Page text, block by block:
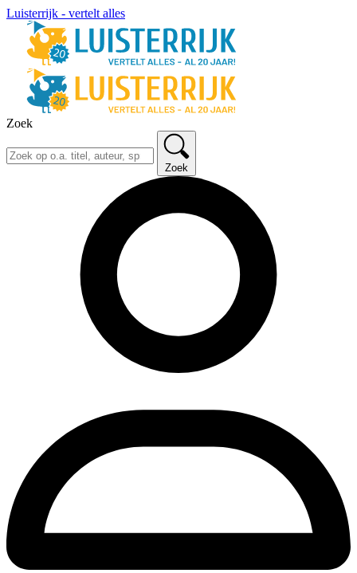
Luisterrijk - vertelt alles
Zoek
Zoek